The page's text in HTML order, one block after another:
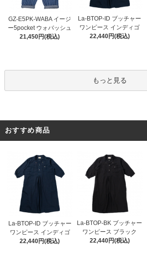
GZ-E5PK-WABA イージ
ー5pocket ウォバッシュ
21,450円(税込)
La-BTOP-ID ブッチャー
ワンピース インディゴ
22,440円(税込)
もっと見る
おすすめ商品
La-BTOP-ID ブッチャー
ワンピース インディゴ
22,440円(税込)
La-BTOP-BK ブッチャー
ワンピース ブラック
22,440円(税込)